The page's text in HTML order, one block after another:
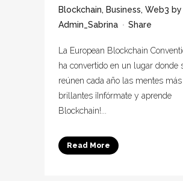
Blockchain, Business, Web3 by
Admin_Sabrina
Share
La European Blockchain
ha convertido en un lugar donde
reúnen cada año las mentes más
brillantes ¡Infórmate y aprende
Blockchain!...
Read More